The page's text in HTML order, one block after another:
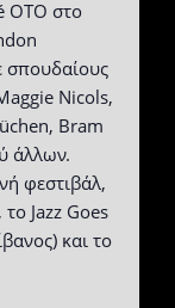
OTO στο
σπουδαίους
Nicols,
Bram
άλλων.
φεστιβάλ,
Jazz Goes
και το